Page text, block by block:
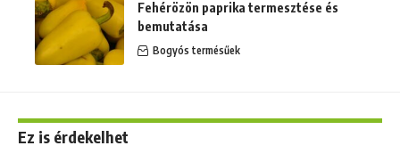
Fehérözön paprika termesztése és
bemutatása
Bogyós termésűek
Ez is érdekelhet